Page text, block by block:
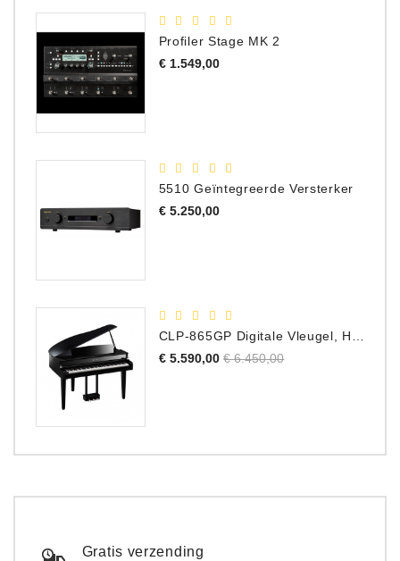
Profiler Stage MK 2
€ 1.549,00Prijs
5510 Geïntegreerde Versterker
€ 5.250,00Prijs
€ 5.590,00 Normale
€ 6.450,00Prijs
Gratis verzending